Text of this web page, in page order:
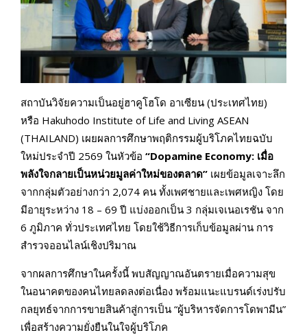
สถาบันวิจัยความเป็นอยู่ฮาคูโฮโด อาเซียน (ประเทศไทย)
หรือ Hakuhodo Institute of Life and Living ASEAN
(THAILAND) เผยผลการศึกษาพฤติกรรมผู้บริโภคไทยฉบับ
ใหม่ประจำปี 2569 ในหัวข้อ “Dopamine Economy: เมื่อ
พลังใจกลายเป็นหน่วยมูลค่าใหม่ของตลาด” เผยข้อมูลเจาะลึก
จากกลุ่มตัวอย่างกว่า 2,074 คน ทั้งเพศชายและเพศหญิง โดย
มีอายุระหว่าง 18 – 69 ปี แบ่งออกเป็น 3 กลุ่มเจเนอเรชัน จาก
6 ภูมิภาค ทั่วประเทศไทย โดยใช้วิธีการเก็บข้อมูลผ่าน การ
สำรวจออนไลน์เชิงปริมาณ
จากผลการศึกษาในครั้งนี้ พบสัญญาณอันตรายเมื่อความสุข
ในอนาคตของคนไทยลดลงต่อเนื่อง พร้อมแนะแบรนด์เร่งปรับ
กลยุทธ์จากการขายสินค้าสู่การเป็น “ผู้บริหารจัดการโดพามีน”
เพื่อสร้างความยั่งยืนในใจผู้บริโภค